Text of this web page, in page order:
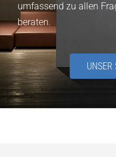
umfassend zu allen
beraten.
UNSER